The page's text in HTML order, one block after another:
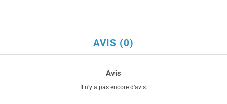
AVIS (0)
Avis
Il n’y a pas encore d’avis.